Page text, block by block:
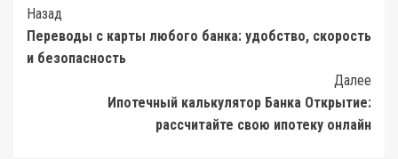
Post
Navigation
Назад
Переводы с карты любого банка: удобство, скорость
и безопасность
Далее
Ипотечный калькулятор Банка Открытие:
рассчитайте свою ипотеку онлайн